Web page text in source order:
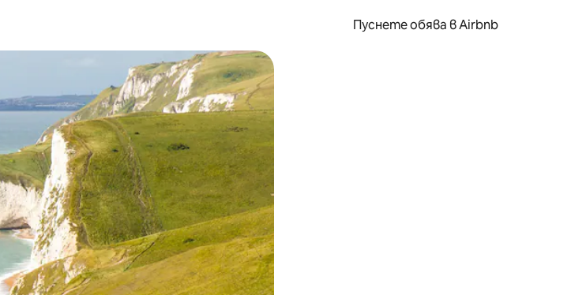
Пуснете обява в Airbnb